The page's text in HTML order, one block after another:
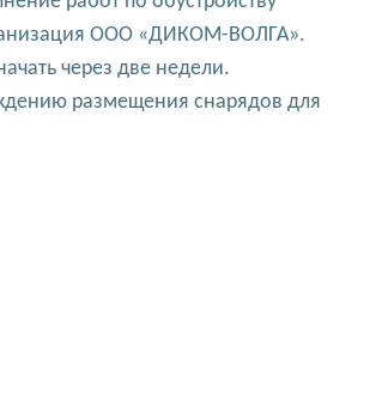
ООО «ДИКОМ-ВОЛГА».
через две недели.
размещения снарядов для